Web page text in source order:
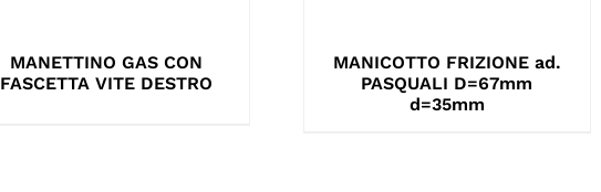
MANETTINO GAS CON
FASCETTA VITE DESTRO
MANICOTTO FRIZIONE ad.
PASQUALI D=67mm
d=35mm